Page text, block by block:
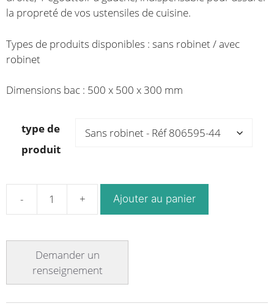
à
à
la propreté de vos ustensiles de cuisine.
Types de produits disponibles : sans robinet / avec
robinet
Dimensions bac : 500 x 500 x 300 mm
type de
produit
quantité
soudée
pour
lave-
Ajouter au panier